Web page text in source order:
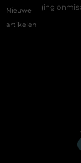
Nieuwe
artikelen
is voor